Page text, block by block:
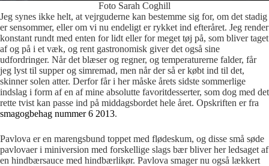
Foto Sarah Coghill
Jeg synes ikke helt, at vejrguderne kan bestemme sig for, om det stadig
er sensommer, eller om vi nu endeligt er rykket ind efteråret. Jeg render
konstant rundt med enten for lidt eller for meget tøj på, som bliver taget
af og på i et væk, og rent gastronomisk giver det også sine
udfordringer. Når det blæser og regner, og temperaturerne falder, får
jeg lyst til supper og simremad, men når der så er købt ind til det,
skinner solen atter. Derfor får i her måske årets sidste sommerlige
indslag i form af en af mine absolutte favoritdesserter, som dog med det
rette tvist kan passe ind på middagsbordet hele året. Opskriften er fra
smagogbehag nummer 6 2013.
Pavlova er en marengsbund toppet med flødeskum, og disse små søde
pavlovaer i miniversion med forskellige slags bær bliver her ledsaget af
en hindbærsauce med hindbærlikør. Pavlova smager nu også lækkert